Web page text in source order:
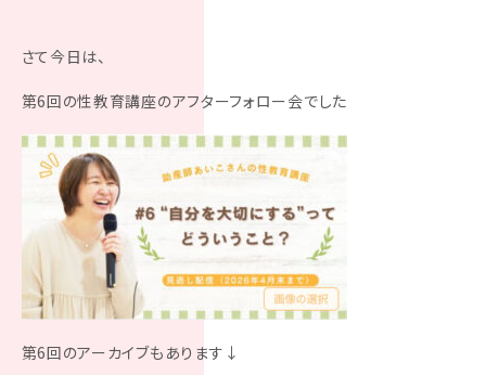
さて今日は、
第6回の性教育講座のアフターフォロー会でした
第6回のアーカイブもあります↓